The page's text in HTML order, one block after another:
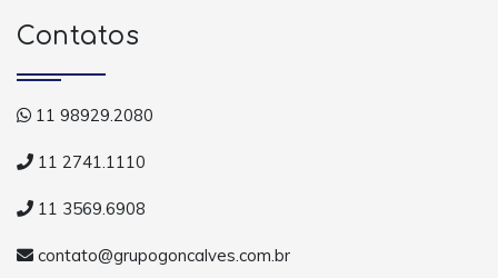
Contatos
11 98929.2080
11 2741.1110
11 3569.6908
contato@grupogoncalves.com.br